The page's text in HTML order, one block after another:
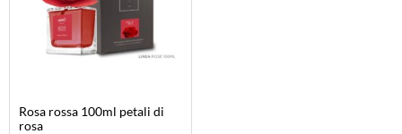
rosa rossa 100ml petali di
rosa